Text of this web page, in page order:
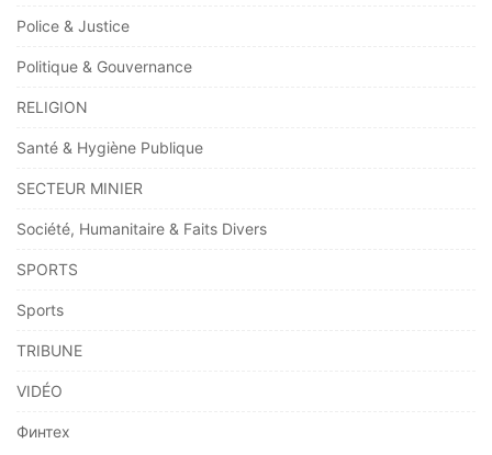
Police & Justice
Politique & Gouvernance
RELIGION
Santé & Hygiène Publique
SECTEUR MINIER
Société, Humanitaire & Faits Divers
SPORTS
Sports
TRIBUNE
VIDÉO
Финтех